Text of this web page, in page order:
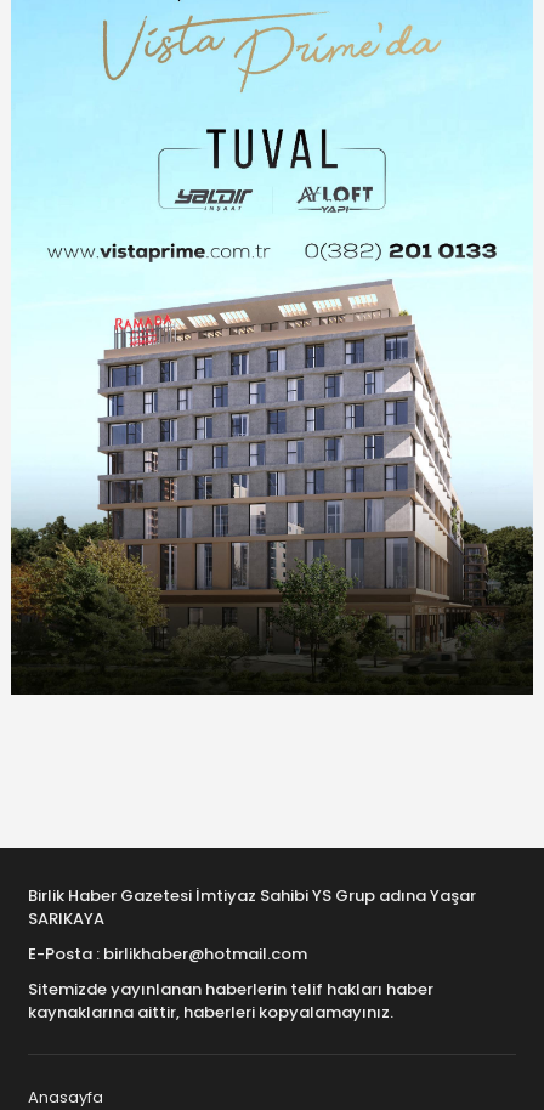
Birlik Haber Gazetesi İmtiyaz Sahibi YS Grup adına Yaşar
SARIKAYA
E-Posta : birlikhaber@hotmail.com
Sitemizde yayınlanan haberlerin telif hakları haber
kaynaklarına aittir, haberleri kopyalamayınız.
Anasayfa